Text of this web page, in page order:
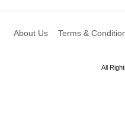
About Us Terms &
All